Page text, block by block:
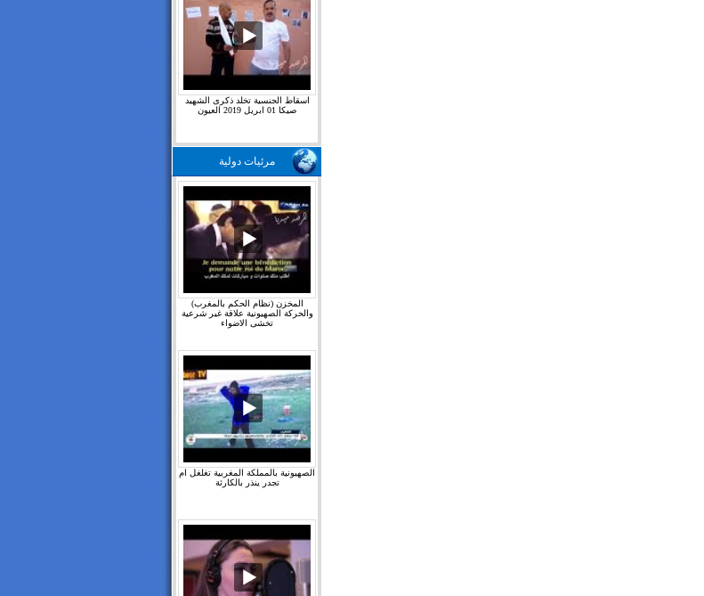
اسقاط الجنسية تخلد ذكرى الشهيد
صيكا 01 ابريل 2019 العيون
مرئيات دولية
المخزن (نظام الحكم بالمغرب)
والحركة الصهيونية علاقة غير شرعية
تخشى الاضواء
الصهيونية بالمملكة المغربية تغلغل ام
تجدر ينذر بالكارثة